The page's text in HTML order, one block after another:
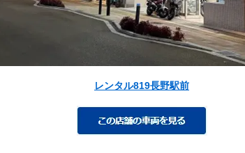
レンタル819長野駅前